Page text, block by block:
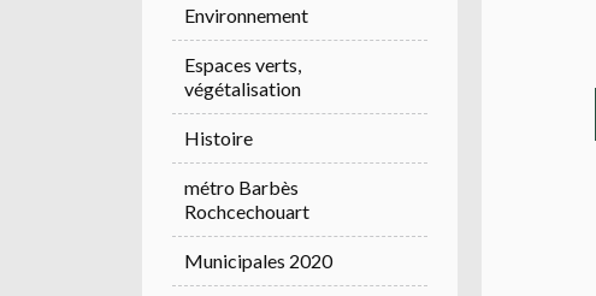
Environnement
Espaces verts,
végétalisation
Histoire
métro Barbès
Rochcechouart
Municipales 2020